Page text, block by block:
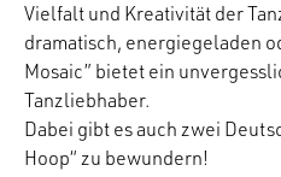
Vielfalt und Kreativität der
dramatisch, energiegeladen
Mosaic” bietet ein
Tanzliebhaber.
Dabei gibt es auch zwei
Hoop“ zu bewundern!